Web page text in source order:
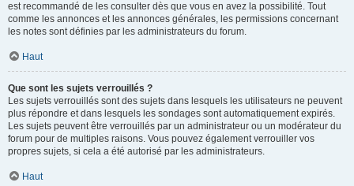
est recommandé de les consulter dès que vous en avez la possibilité. Tout
comme les annonces et les annonces générales, les permissions concernant
les notes sont définies par les administrateurs du forum.
Haut
Que sont les sujets verrouillés ?
Les sujets verrouillés sont des sujets dans lesquels les utilisateurs ne peuvent
plus répondre et dans lesquels les sondages sont automatiquement expirés.
Les sujets peuvent être verrouillés par un administrateur ou un modérateur du
forum pour de multiples raisons. Vous pouvez également verrouiller vos
propres sujets, si cela a été autorisé par les administrateurs.
Haut